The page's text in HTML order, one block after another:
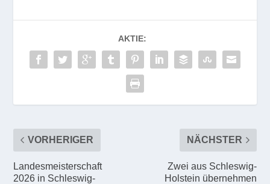
AKTIE:
VORHERIGER
Landesmeisterschaft
2026 in Schleswig-
NÄCHSTER
Zwei aus Schleswig-
Holstein übernehmen